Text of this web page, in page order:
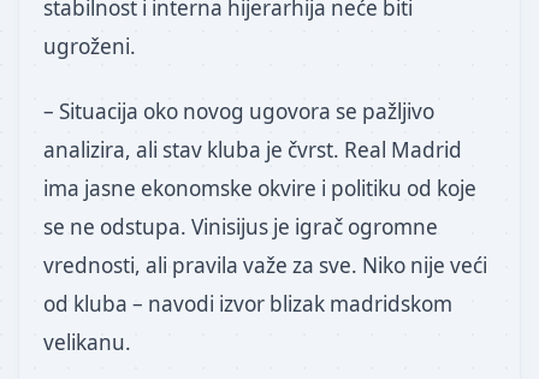
stabilnost i interna hijerarhija neće biti
ugroženi.
– Situacija oko novog ugovora se pažljivo
analizira, ali stav kluba je čvrst. Real Madrid
ima jasne ekonomske okvire i politiku od koje
se ne odstupa. Vinisijus je igrač ogromne
vrednosti, ali pravila važe za sve. Niko nije veći
od kluba – navodi izvor blizak madridskom
velikanu.